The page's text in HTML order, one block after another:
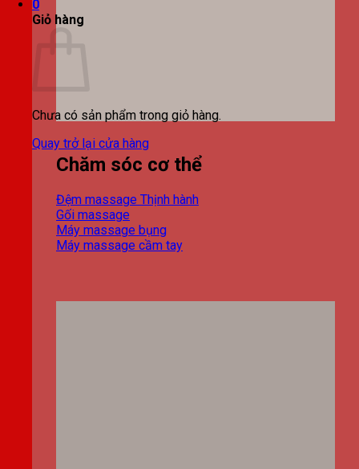
0
Giỏ hàng
Chưa có sản phẩm trong giỏ hàng.
Quay trở lại cửa hàng
Chăm sóc cơ thể
Đệm massage
Gối massage
Máy massage bụng
Máy massage cầm tay